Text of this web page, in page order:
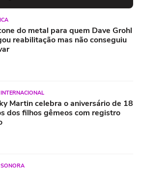
do metal para quem Dave Grohl
reabilitação mas não conseguiu
Martin celebra o aniversário de 18
dos filhos gêmeos com registro